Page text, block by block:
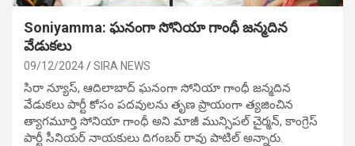
Soniyamma: ఘ‌నంగా సోనియా గాంధీ జ‌న్మ‌దిన
వేడుక‌లు
09/12/2024 SIRA NEWS
సిరా న్యూస్, ఆదిలాబాద్ ఘ‌నంగా సోనియా గాంధీ జ‌న్మ‌దిన
వేడుక‌లు పార్టీ కోసం ప‌ద‌వుల‌ను తృణ ప్రాయంగా త్య‌జించిన
త్యాగమూర్తి సోనియా గాంధీ అని మాజీ మున్సిప‌ల్ చైర్మ‌న్, కాంగ్రెస్
పార్టీ సీనియ‌ర్ నాయ‌కులు దిగంబ‌ర్ రావు పాటిల్ అన్నారు.